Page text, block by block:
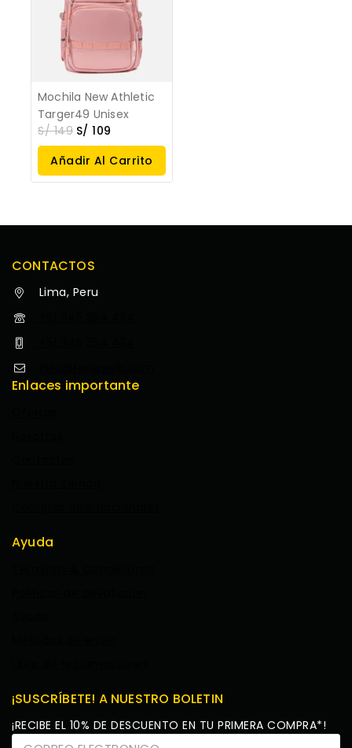
Mochila New Athletic
Targer49 Unisex
S/149 S/ 109
Añadir Al Carrito
CONTACTOS
Lima, Peru
Enlaces importante
Ayuda
¡SUSCRÍBETE! A NUESTRO BOLETIN
¡RECIBE EL 10% DE DESCUENTO EN TU PRIMERA COMPRA*!